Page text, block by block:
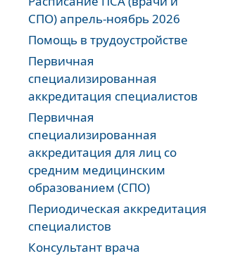
СПО) апрель-ноябрь 2026
Помощь в трудоустройстве
Первичная
специализированная
аккредитация специалистов
Первичная
специализированная
аккредитация для лиц со
средним медицинским
образованием (СПО)
Периодическая аккредитация
специалистов
Консультант врача